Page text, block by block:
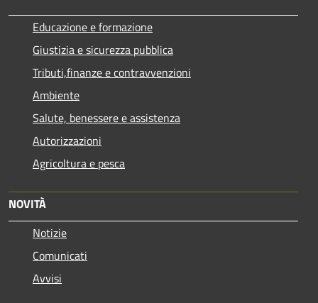
Educazione e formazione
Giustizia e sicurezza pubblica
Tributi,finanze e contravvenzioni
Ambiente
Salute, benessere e assistenza
Autorizzazioni
Agricoltura e pesca
NOVITÀ
Notizie
Comunicati
Avvisi